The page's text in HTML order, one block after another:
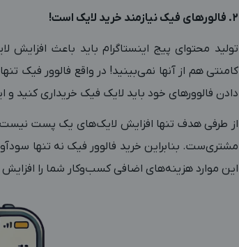
2. فالورهای فیک نیازمند خرید لایک است!
تولید محتوای پیج اینستاگرام باید باعث
کامنتی هم از آنها نمی‌بینید! در واقع فالوور فیک
دادن فالوورهای خود باید لایک فیک خریداری کنید و
از طرفی هدف تنها افزایش لایک‌های یک پست نیست.
مشتری‌ست. بنابراین خرید فالوور فیک نه تنها
این موارد هزینه‌های اضافی کسب‌وکار شما را